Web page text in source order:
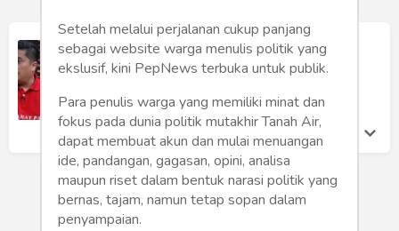
Konstitusi
Hankam
Internasional
Bisnis
Humaniora
Vonis Mengerikan
Gustaaf Kusno Pribadi
Setelah melalui perjalanan cukup panjang
sebagai website warga menulis politik yang
ekslusif, kini PepNews terbuka untuk publik.
Para penulis warga yang memiliki minat dan
fokus pada dunia politik mutakhir Tanah Air,
dapat membuat akun dan mulai menuangan
ide, pandangan, gagasan, opini, analisa
maupun riset dalam bentuk narasi politik yang
bernas, tajam, namun tetap sopan dalam
penyampaian.